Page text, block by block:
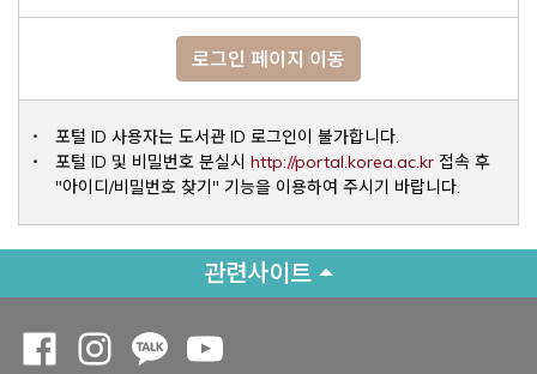
로그인 페이지 이동
포털 ID 사용자는 도서관 ID 로그인이 불가합니다.
포털 ID 및 비밀번호 분실시 http://portal.korea.ac.krOpens a
접속 후
"아이디/비밀번호 찾기" 기능을 이용하여 주시기 바랍니다.
관련사이트
Opens a new window
Opens a new window
Opens a new window